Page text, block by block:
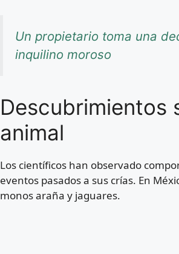
Un propietario toma una
inquilino moroso
Descubrimientos
animal
Los científicos han observado
eventos pasados a sus crías. En
monos araña y jaguares.